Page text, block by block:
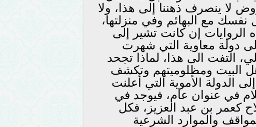
لا ينصرف ذهننا إلى هذا، ولا
نفسك مع البهائم وفي منزلتها،
إن كانت تشير إلى
دولة معاوية التي شهرت
الى هذا، لماذا تجحد
البيت ومظلوميتهم وتكشف
الدولة الأموية التي أعلنت
في عنوان عام، فيوجد في
كعمر بن عبد العزيز، فكل
والموارد الشرعية